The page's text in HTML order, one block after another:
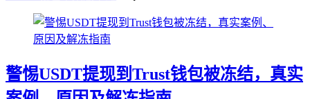
警惕USDT提现到Trust钱包被冻结，真实